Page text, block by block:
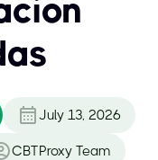
July 13, 2026
CBTProxy Team